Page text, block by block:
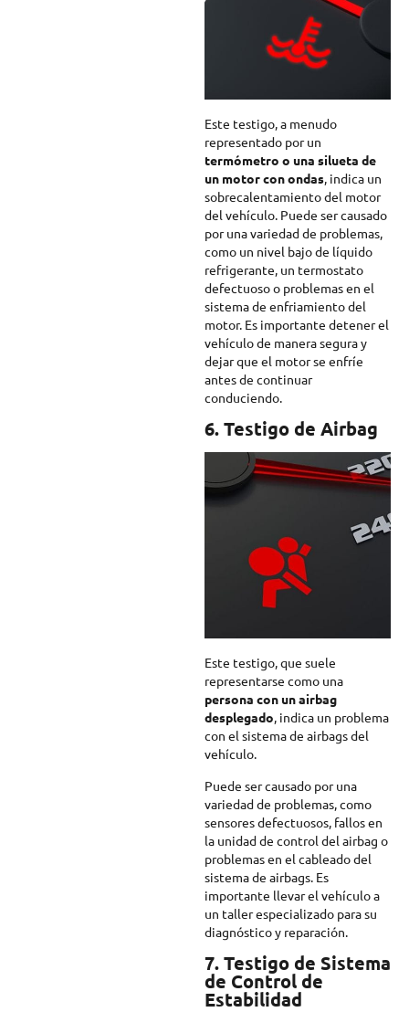
Este testigo, a menudo
representado por un
termómetro o una silueta de
un motor con ondas, indica un
sobrecalentamiento del motor
del vehículo. Puede ser causado
por una variedad de problemas,
como un nivel bajo de líquido
refrigerante, un termostato
defectuoso o problemas en el
sistema de enfriamiento del
motor. Es importante detener el
vehículo de manera segura y
dejar que el motor se enfríe
antes de continuar
conduciendo.
6. Testigo de Airbag
Este testigo, que suele
representarse como una
persona con un airbag
desplegado, indica un problema
con el sistema de airbags del
vehículo.
Puede ser causado por una
variedad de problemas, como
sensores defectuosos, fallos en
la unidad de control del airbag o
problemas en el cableado del
sistema de airbags. Es
importante llevar el vehículo a
un taller especializado para su
diagnóstico y reparación.
7. Testigo de Sistema
de Control de
Estabilidad